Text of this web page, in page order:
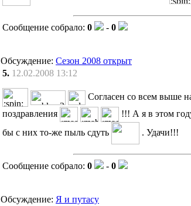
Сообщение собрало: 0 - 0
Обсуждение: Сезон 2008 открыт
5. 12.02.2008 13:12
Согласен со всем выше
поздравления
!!! А я в этом
бы с них то-же пыль сдуть
. Удачи!!!
Сообщение собрало: 0 - 0
Обсуждение: Я и путасу